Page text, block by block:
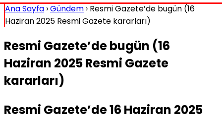
Ana Sayfa ›Gündem › Resmi Gazete’de bugün (16
Haziran 2025 Resmi Gazete kararları)
Resmi Gazete’de bugün (16
Haziran 2025 Resmi Gazete
kararları)
Resmi Gazete’de 16 Haziran 2025